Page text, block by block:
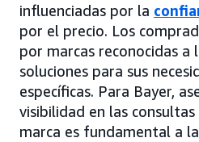
influenciadas por la
por el precio. Los
por marcas reconocidas a
soluciones para sus
específicas. Para Bayer,
visibilidad en las
marca es fundamental a